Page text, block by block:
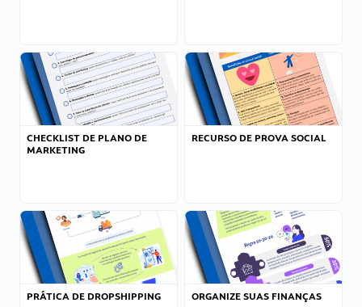
CHECKLIST DE PLANO DE
MARKETING
RECURSO DE PROVA SOCIAL
PRÁTICA DE DROPSHIPPING ORGANIZE SUAS FINANÇAS